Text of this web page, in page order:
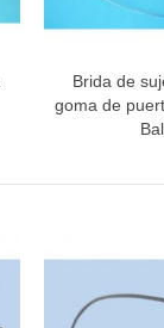
Vista
Brida de
goma de